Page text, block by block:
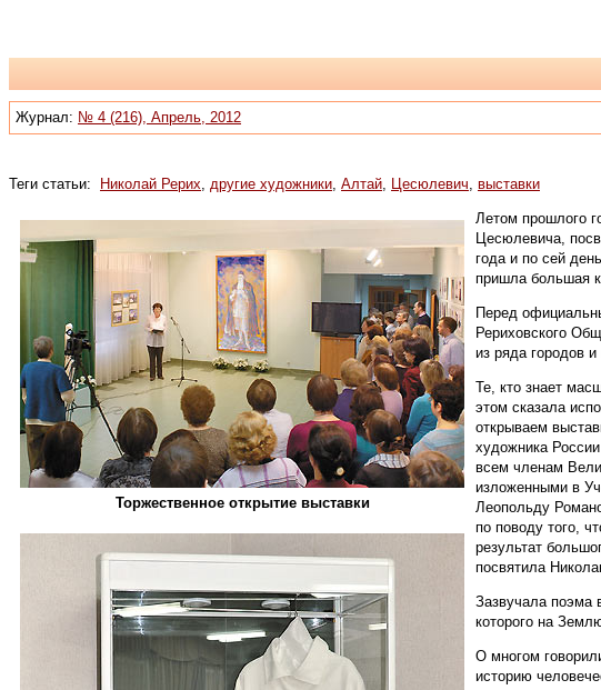
Журнал: № 4 (216), Апрель, 2012
Теги статьи: Николай Рерих другие художники Алтай Цесюлевич выставки
Торжественное открытие выставки
Летом прошлого
Цесюлевича,
года и по сей
пришла большая
Перед
Рериховского
из ряда городов
Те, кто знает
этом сказала
открываем
художника
всем членам
изложенными в
Леопольду
по поводу того,
результат
посвятила
Зазвучала поэма
которого на
О многом
историю